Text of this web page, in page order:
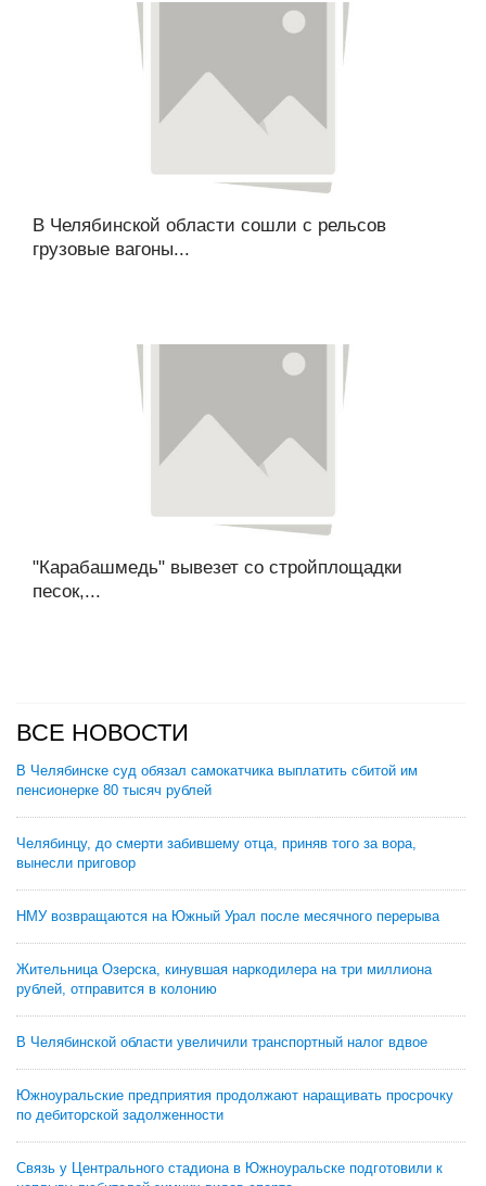
В Челябинской области сошли с рельсов
грузовые вагоны...
"Карабашмедь" вывезет со стройплощадки
песок,...
ВСЕ НОВОСТИ
В Челябинске суд обязал самокатчика выплатить сбитой им
пенсионерке 80 тысяч рублей
Челябинцу, до смерти забившему отца, приняв того за вора,
вынесли приговор
НМУ возвращаются на Южный Урал после месячного перерыва
Жительница Озерска, кинувшая наркодилера на три миллиона
рублей, отправится в колонию
В Челябинской области увеличили транспортный налог вдвое
Южноуральские предприятия продолжают наращивать просрочку
по дебиторской задолженности
Связь у Центрального стадиона в Южноуральске подготовили к